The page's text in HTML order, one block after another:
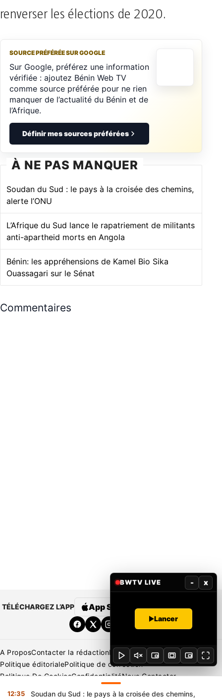
renverser les élections de 2020.
SOURCE PRÉFÉRÉE SUR GOOGLE
Sur Google, préférez une information
vérifiée : ajoutez Bénin Web TV
comme source préférée pour ne rien
manquer de l’actualité du Bénin et de
l’Afrique.
Définir mes sources préférées
À NE PAS MANQUER
Soudan du Sud : le pays à la croisée des chemins,
alerte l’ONU
L’Afrique du Sud lance le rapatriement de militants
anti-apartheid morts en Angola
Bénin: les appréhensions de Kamel Bio Sika
Ouassagari sur le Sénat
Commentaires
TÉLÉCHARGEZ L’APP App Store Google Play
A ProposContacter la rédactionRédaction Mentions légales
Politique éditorialePolitique de correction
Politique De CookiesConfidentialitéNous Contacter
12:35 Soudan du Sud : le pays à la croisée des chemins,
BWTV LIVE - x
Lancer